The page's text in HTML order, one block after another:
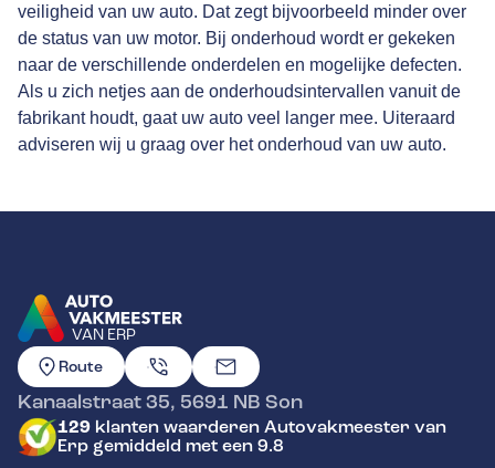
veiligheid van uw auto. Dat zegt bijvoorbeeld minder over
de status van uw motor. Bij onderhoud wordt er gekeken
naar de verschillende onderdelen en mogelijke defecten.
Als u zich netjes aan de onderhoudsintervallen vanuit de
fabrikant houdt, gaat uw auto veel langer mee. Uiteraard
adviseren wij u graag over het onderhoud van uw auto.
VAN ERP
GA NAAR DE HOMEPAGINA
Route
Kanaalstraat 35, 5691 NB Son
129 klanten waarderen Autovakmeester van
Erp gemiddeld met een 9.8